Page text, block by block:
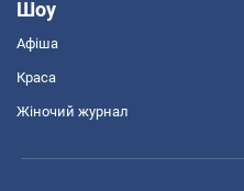
Шоу
Афіша
Краса
Жіночий журнал